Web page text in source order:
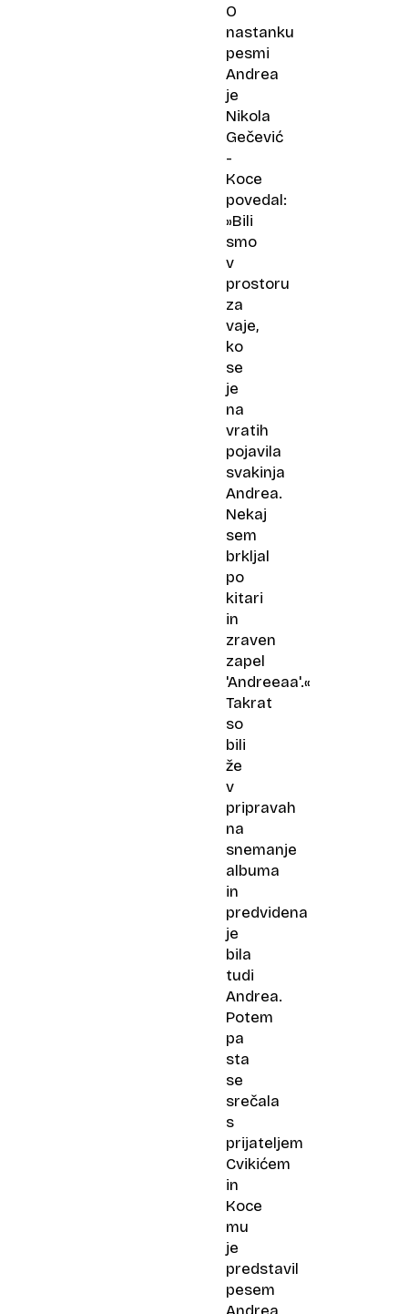
O
nastanku
pesmi
Andrea
je
Nikola
Gečević
-
Koce
povedal:
»Bili
smo
v
prostoru
za
vaje,
ko
se
je
na
vratih
pojavila
svakinja
Andrea.
Nekaj
sem
brkljal
po
kitari
in
zraven
zapel
'Andreeaa'.«
Takrat
so
bili
že
v
pripravah
na
snemanje
albuma
in
predvidena
je
bila
tudi
Andrea.
Potem
pa
sta
se
srečala
s
prijateljem
Cvikićem
in
Koce
mu
je
predstavil
pesem